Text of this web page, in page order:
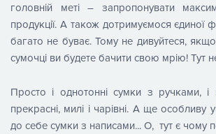
головній меті – запропонувати
продукції. А також дотримуємося єдиної
багато не буває. Тому не дивуйтеся,
сумочці ви будете бачити свою мрію! Тут
Просто і однотонні сумки з ручками, і
прекрасні, милі і чарівні. А ще особливу
до себе сумки з написами... О, тут є чому